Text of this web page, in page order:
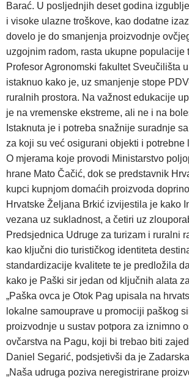
Barać. U posljednjih deset godina
i visoke ulazne troškove, kao dodatne
dovelo je do smanjenja proizvodnje
uzgojnim radom, rasta ukupne
Profesor Agronomski fakultet Sveučilišta
istaknuo kako je, uz smanjenje stope
ruralnih prostora. Na važnost edukacije
je na vremenske ekstreme, ali ne i na
Istaknuta je i potreba snažnije suradnje
za koji su već osigurani objekti i potrebne
O mjerama koje provodi Ministarstvo
hrane Mato Čačić, dok se predstavnik
kupci kupnjom domaćih proizvoda
Hrvatske Željana Brkić izvijestila je kako
vezana uz sukladnost, a četiri uz
Predsjednica Udruge za turizam i ruralni
kao ključni dio turističkog identiteta
standardizacije kvalitete te je predložila
kako je Paški sir jedan od ključnih alata
„Paška ovca je Otok Pag upisala na
lokalne samouprave u promociji paškog
proizvodnje u sustav potpora za iznimno
ovčarstva na Pagu, koji bi trebao biti
Daniel Segarić, podsjetivši da je
„Naša udruga poziva neregistrirane